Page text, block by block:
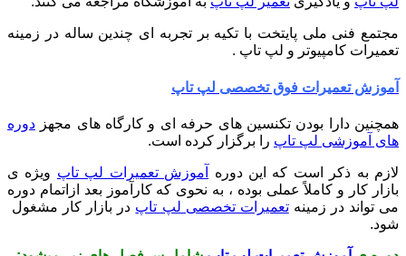
مجتمع فنی ملی پایتخت با تکیه بر تجربه ای چندین ساله در زمینه
تعمیرات کامپیوتر و لپ تاپ .
آموزش تعمیرات فوق تخصصی لپ تاپ
همچنین دارا بودن تکنسین های حرفه ای و کارگاه های مجهز دوره
های آموزشی لپ تاپ را برگزار کرده است.
لازم به ذکر است که این دوره آموزش تعمیرات لپ تاپ ویژه ی
بازار کار و کاملاً عملی بوده ، به نحوی که کارآموز بعد ازاتمام دوره
می تواند در زمینهتعمیرات تخصصی لپ تاپ در بازار کار مشغول
شود.